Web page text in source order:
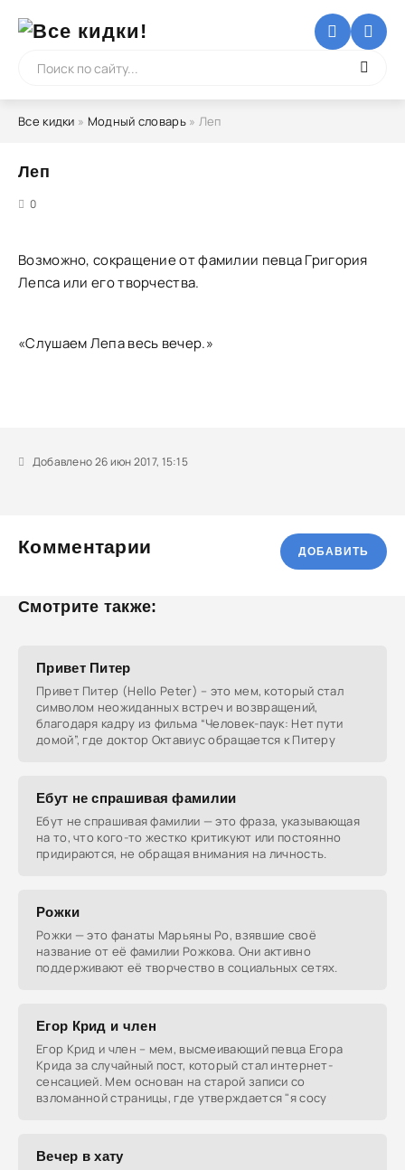
Все кидки » Модный словарь» Леп
Леп
0
Возможно, сокращение от фамилии певца Григория
Лепса или его творчества.
«Слушаем Лепа весь вечер.»
Добавлено 26 июн 2017, 15:15
Комментарии ДОБАВИТЬ
Смотрите также:
Привет Питер
Привет Питер (Hello Peter) – это мем, который стал
символом неожиданных встреч и возвращений,
благодаря кадру из фильма “Человек-паук: Нет пути
домой”, где доктор Октавиус обращается к Питеру
Ебут не спрашивая фамилии
Ебут не спрашивая фамилии — это фраза, указывающая
на то, что кого-то жестко критикуют или постоянно
придираются, не обращая внимания на личность.
Рожки
Рожки — это фанаты Марьяны Ро, взявшие своё
название от её фамилии Рожкова. Они активно
поддерживают её творчество в социальных сетях.
Егор Крид и член
Егор Крид и член – мем, высмеивающий певца Егора
Крида за случайный пост, который стал интернет-
сенсацией. Мем основан на старой записи со
взломанной страницы, где утверждается "я сосу
Вечер в хату